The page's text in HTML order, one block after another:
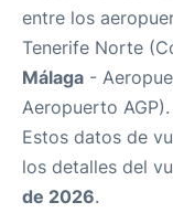
entre los
Tenerife Norte
Málaga -
Aeropuerto AGP).
Estos datos de
los detalles del
de 2026.